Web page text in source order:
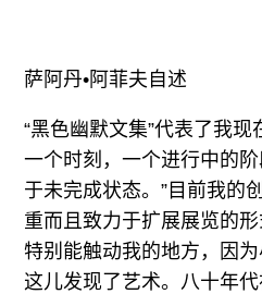
萨阿丹•阿菲夫自述
“黑色幽默文集”代表了我
一个时刻，一个进行中的
于未完成状态。”目前我的
重而且致力于扩展展览的
特别能触动我的地方，因
这儿发现了艺术。八十年